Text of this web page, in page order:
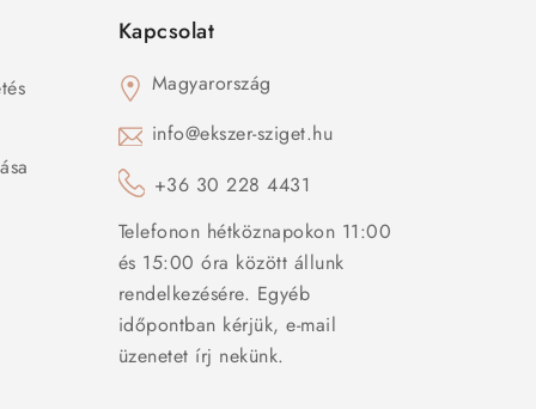
Kapcsolat
Magyarország
info@ekszer-sziget.hu
+36 30 228 4431
Telefonon hétköznapokon 11:00
és 15:00 óra között állunk
rendelkezésére. Egyéb
időpontban kérjük, e-mail
üzenetet írj nekünk.